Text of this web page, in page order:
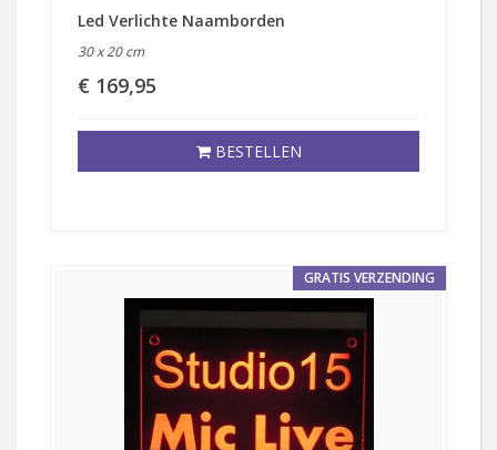
Led Verlichte Naamborden
30 x 20 cm
€ 169,95
BESTELLEN
GRATIS VERZENDING